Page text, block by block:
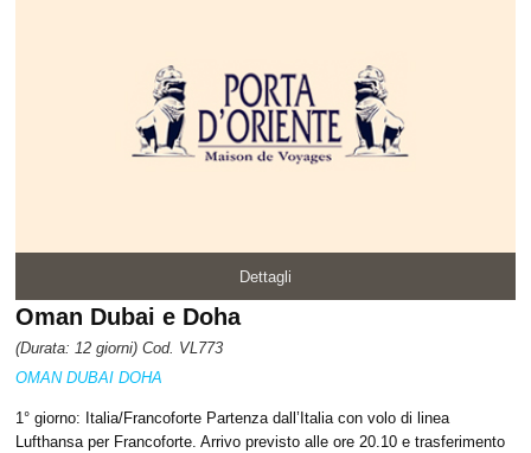
Dettagli
Oman Dubai e Doha
(Durata: 12 giorni) Cod. VL773
OMAN DUBAI DOHA
1° giorno: Italia/Francoforte Partenza dall’Italia con volo di linea
Lufthansa per Francoforte. Arrivo previsto alle ore 20.10 e trasferimento